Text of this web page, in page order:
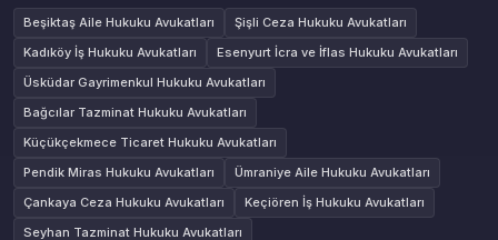
Beşiktaş Aile Hukuku Avukatları
Şişli Ceza Hukuku Avukatları
Kadıköy İş Hukuku Avukatları
Esenyurt İcra ve İflas Hukuku Avukatları
Üsküdar Gayrimenkul Hukuku Avukatları
Bağcılar Tazminat Hukuku Avukatları
Küçükçekmece Ticaret Hukuku Avukatları
Pendik Miras Hukuku Avukatları
Ümraniye Aile Hukuku Avukatları
Çankaya Ceza Hukuku Avukatları
Keçiören İş Hukuku Avukatları
Seyhan Tazminat Hukuku Avukatları